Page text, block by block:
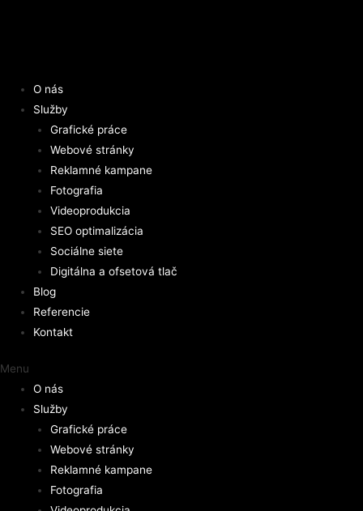
O nás
Služby
Grafické práce
Webové stránky
Reklamné kampane
Fotografia
Videoprodukcia
SEO optimalizácia
Sociálne siete
Digitálna a ofsetová tlač
Blog
Referencie
Kontakt
Menu
O nás
Služby
Grafické práce
Webové stránky
Reklamné kampane
Fotografia